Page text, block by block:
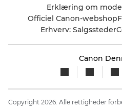
Erklæring om
Officiel Canon-webshop
Erhverv: Salgssteder
Canon
Copyright 2026. Alle rettigheder